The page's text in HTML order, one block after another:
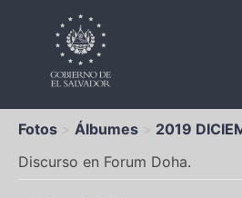
Fotos Álbumes 2019
Discurso en Forum Doha.